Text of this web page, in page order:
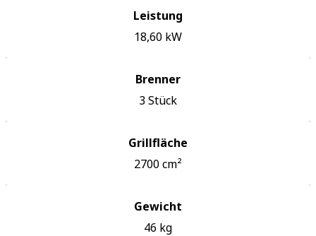
Leistung
18,60 kW
Brenner
3Stück
Grillfläche
2700cm²
Gewicht
46 kg